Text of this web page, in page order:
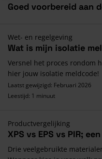
Goed voorbereid aan
Wet- en regelgeving
Wat is mijn isolatie
Versnel het proces rondom
hier jouw isolatie meldcode!
Laatst gewijzigd: Februari 2026
Leestijd: 1 minuut
Productvergelijking
XPS vs EPS vs PIR;
Drie veelgebruikte